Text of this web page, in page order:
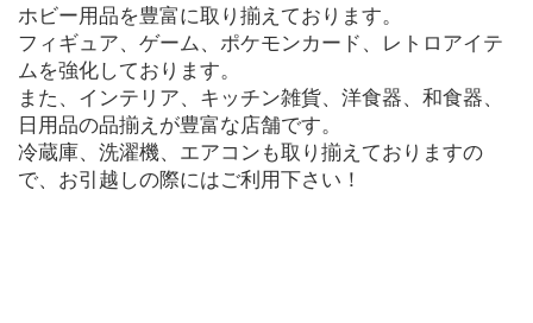
ホビー用品を豊富に取り揃えております。
フィギュア、ゲーム、ポケモンカード、レトロアイテ
ムを強化しております。
また、インテリア、キッチン雑貨、洋食器、和食器、
日用品の品揃えが豊富な店舗です。
冷蔵庫、洗濯機、エアコンも取り揃えておりますの
で、お引越しの際にはご利用下さい！